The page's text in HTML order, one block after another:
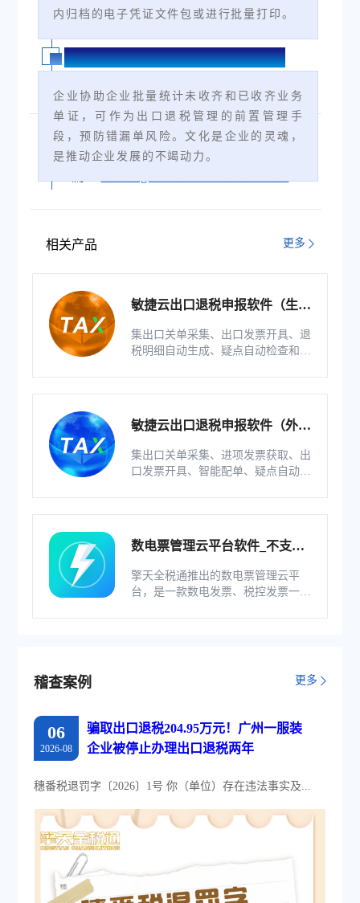
内归档的电子凭证文件包或进行批量打印。
智能预警、防范风险
企业协助企业批量统计未收齐和已收齐业务
单证，可作为出口退税管理的前置管理手
段，预防错漏单风险。文化是企业的灵魂，
是推动企业发展的不竭动力。
上一篇:
税问税答 | 生产企业进料加工核销，自
相关产品 更多
敏捷云出口退税申报软件（生产
集出口关单采集、出口发票开具、退
税明细自动生成、疑点自动检查和调
敏捷云出口退税申报软件（外贸
集出口关单采集、进项发票获取、出
口发票开具、智能配单、疑点自动检
数电票管理云平台软件_不支持
擎天全税通推出的数电票管理云平
台，是一款数电发票、税控发票一体
稽查案例 更多
06
2026-08
骗取出口退税204.95万元！广州一服装
企业被停止办理出口退税两年
穗番税退罚字〔2026〕1号 你（单位）存在违法事实及...